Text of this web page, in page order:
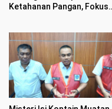
Ketahanan Pangan, Fokus